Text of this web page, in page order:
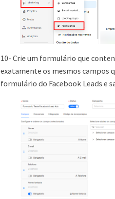
10- Crie um formulário que
exatamente os mesmos campos
formulário do Facebook Leads e